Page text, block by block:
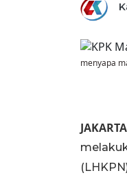
menyapa